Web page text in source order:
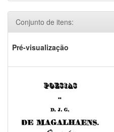
Conjunto de itens:
Pré-visualização